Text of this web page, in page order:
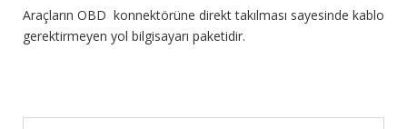
Araçların OBD konnektörüne direkt takılması sayesinde kablo
gerektirmeyen yol bilgisayarı paketidir.